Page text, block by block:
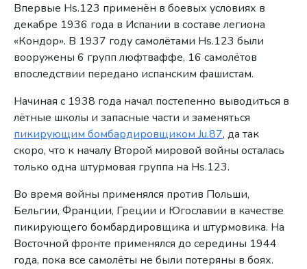
Впервые Hs.123 применён в боевых условиях в
декабре 1936 года в Испании в составе легиона
«Кондор». В 1937 году самолётами Hs.123 были
вооружены 6 групп люфтваффе, 16 самолётов
впоследствии передано испанским фашистам.
Начиная с 1938 года начал постепенно выводиться в
лётные школы и запасные части и заменяться
пикирующим бомбардировщиком Ju.87, да так
скоро, что к началу Второй мировой войны осталась
только одна штурмовая группа на Hs.123.
Во время войны применялся против Польши,
Бельгии, Франции, Греции и Югославии в качестве
пикирующего бомбардировщика и штурмовика. На
Восточной фронте применялся до середины 1944
года, пока все самолёты не были потеряны в боях.